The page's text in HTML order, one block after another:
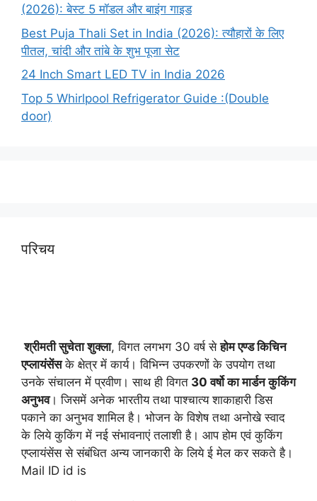
(2026): बेस्ट 5 मॉडल और बाइंग गाइड
Best Puja Thali Set in India (2026): त्यौहारों के लिए
पीतल, चांदी और तांबे के शुभ पूजा सेट
24 Inch Smart LED TV in India 2026
Top 5 Whirlpool Refrigerator Guide :(Double
door)
परिचय
श्रीमती सुचेता शुक्ला, विगत लगभग 30 वर्ष सेहोम एण्ड किचिन
एप्लायंसेंसके क्षेत्र में कार्य। विभिन्न उपकरणों के उपयोग तथा
उनके संचालन में प्रवीण। साथ ही विगत 30 वर्षो का मार्डन कुकिंग
अनुभव। जिसमें अनेक भारतीय तथा पाश्चात्य शाकाहारी डिस
पकाने का अनुभव शामिल है। भोजन के विशेष तथा अनोखे स्वाद
के लिये कुकिंग में नई संभावनाएं तलाशी है। आप होम एवं कुकिंग
एप्लायंसेंस से संबंधित अन्य जानकारी के लिये ई मेल कर सकते है।
Mail ID id is